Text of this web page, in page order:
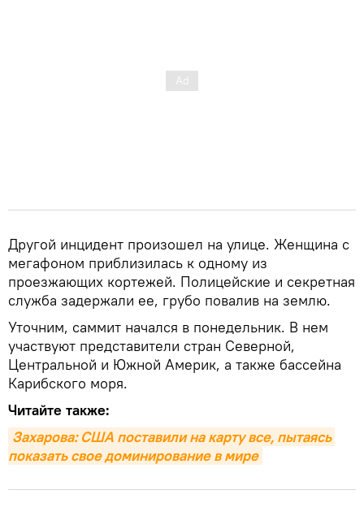
Другой инцидент произошел на улице. Женщина с
мегафоном приблизилась к одному из
проезжающих кортежей. Полицейские и секретная
служба задержали ее, грубо повалив на землю.
Уточним, саммит начался в понедельник. В нем
участвуют представители стран Северной,
Центральной и Южной Америк, а также бассейна
Карибского моря.
Читайте также:
Захарова: США поставили на карту все, пытаясь
показать свое доминирование в мире